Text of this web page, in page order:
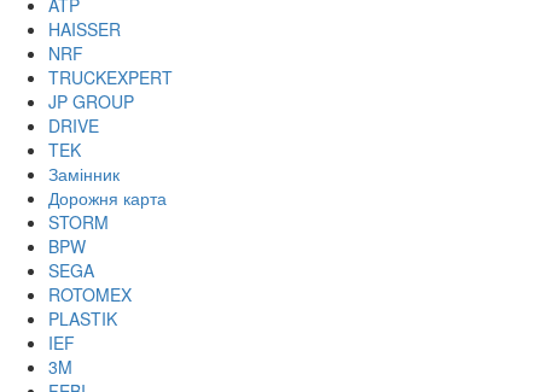
ATP
HAISSER
NRF
TRUCKEXPERT
JP GROUP
DRIVE
TEK
Замінник
Дорожня карта
STORM
BPW
SEGA
ROTOMEX
PLASTIK
IEF
3M